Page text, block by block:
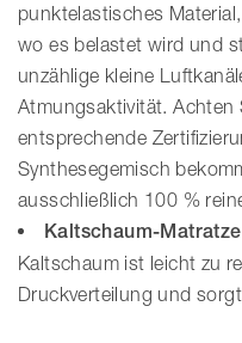
punktelastisches
wo es belastet wird und
unzählige kleine
Atmungsaktivität. Achten
entsprechende
Synthesegemisch
ausschließlich 100 %
Kaltschaum-
Kaltschaum ist leicht zu
Druckverteilung und